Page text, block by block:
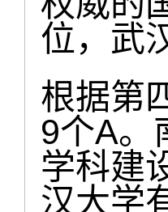
位，武
根据第
9个A。
学科建
汉大学